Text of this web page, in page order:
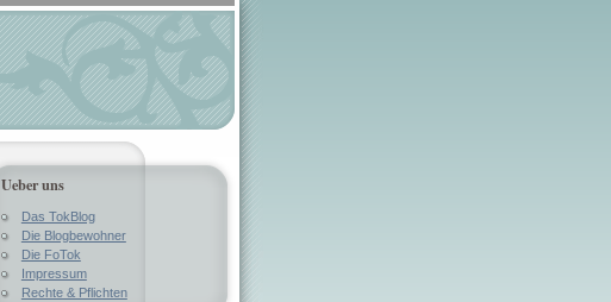
Ueber uns
Das TokBlog
Die Blogbewohner
Die FoTok
Impressum
Rechte & Pflichten